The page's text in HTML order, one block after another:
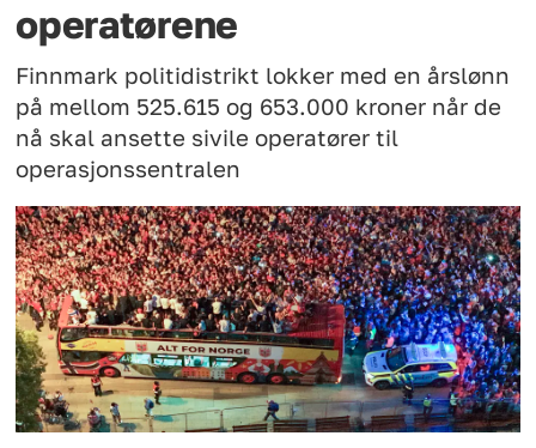
operatørene
Finnmark politidistrikt lokker med en årslønn
på mellom 525.615 og 653.000 kroner når de
nå skal ansette sivile operatører til
operasjonssentralen